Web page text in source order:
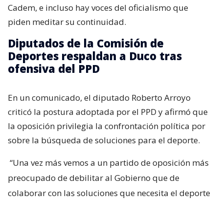
Cadem, e incluso hay voces del oficialismo que
piden meditar su continuidad.
Diputados de la Comisión de
Deportes respaldan a Duco tras
ofensiva del PPD
En un comunicado, el diputado Roberto Arroyo
criticó la postura adoptada por el PPD y afirmó que
la oposición privilegia la confrontación política por
sobre la búsqueda de soluciones para el deporte.
“Una vez más vemos a un partido de oposición más
preocupado de debilitar al Gobierno que de
colaborar con las soluciones que necesita el deporte